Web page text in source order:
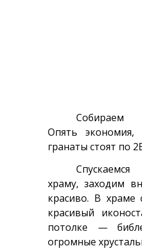
Опять экономия,
гранаты стоят по
храму, заходим
красиво. В храме
красивый
потолке —
огромные